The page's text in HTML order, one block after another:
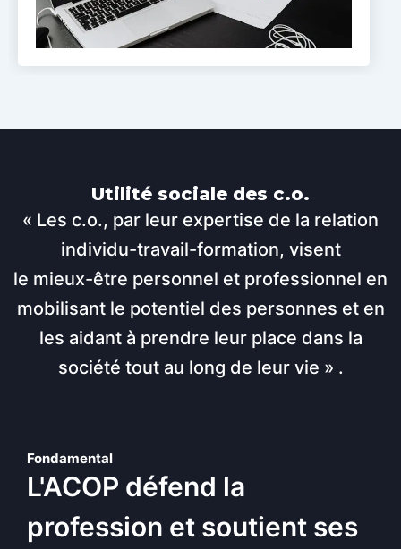
Utilité sociale des c.o.
« Les c.o., par leur expertise de la relation
individu-travail-formation, visent
le mieux-être personnel et professionnel en
mobilisant le potentiel des personnes et en
les aidant à prendre leur place dans la
société tout au long de leur vie » .
Fondamental
L'ACOP défend la
profession et soutient ses